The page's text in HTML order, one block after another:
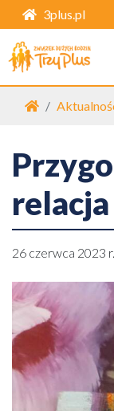
3plus.pl
Strona główna
relacja
26 czerwca 2023 r.